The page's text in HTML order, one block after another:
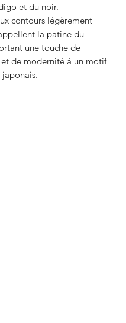
et du noir.
contours légèrement
la patine du
une touche de
de modernité à un motif